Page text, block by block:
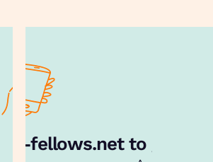
e‑fellows.net to go: